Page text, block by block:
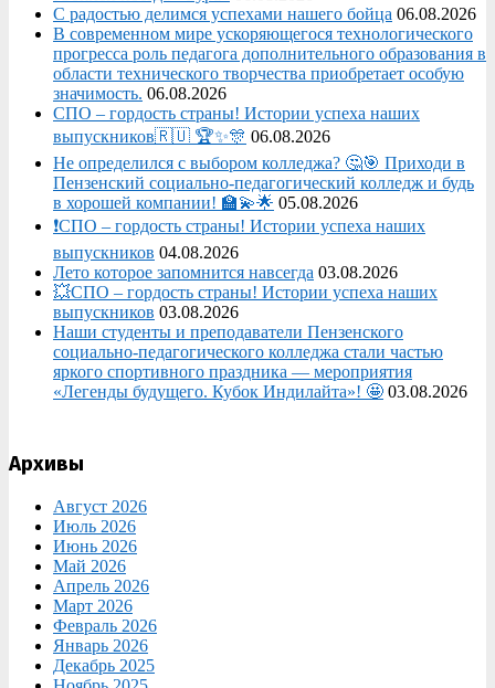
С радостью делимся успехами нашего бойца 06.08.2026
В современном мире ускоряющегося технологического
прогресса роль педагога дополнительного образования в
области технического творчества приобретает особую
значимость. 06.08.2026
СПО – гордость страны! Истории успеха наших
выпускников🇷🇺 🏆✨🎊 06.08.2026
Не определился с выбором колледжа? 🤔🎯 Приходи в
Пензенский социально-педагогический колледж и будь
в хорошей компании! 🏫💫🌟 05.08.2026
❗СПО – гордость страны! Истории успеха наших
выпускников 04.08.2026
Лето которое запомнится навсегда 03.08.2026
💥СПО – гордость страны! Истории успеха наших
выпускников 03.08.2026
Наши студенты и преподаватели Пензенского
социально‑педагогического колледжа стали частью
яркого спортивного праздника — мероприятия
«Легенды будущего. Кубок Индилайта»! 🤩 03.08.2026
Архивы
Август 2026
Июль 2026
Июнь 2026
Май 2026
Апрель 2026
Март 2026
Февраль 2026
Январь 2026
Декабрь 2025